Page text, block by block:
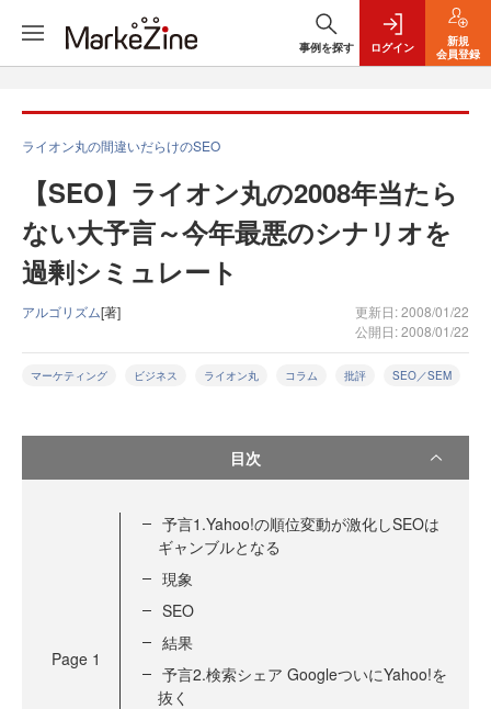
事例を探す ログイン
新規
会員登録
ライオン丸の間違いだらけのSEO
【SEO】ライオン丸の2008年当たら
ない大予言～今年最悪のシナリオを
過剰シミュレート
アルゴリズム[著]
更新日: 2008/01/22
公開日: 2008/01/22
マーケティング ビジネス ライオン丸 コラム 批評 SEO／SEM
目次
Page 1
予言1.Yahoo!の順位変動が激化しSEOは
ギャンブルとなる
現象
SEO
結果
予言2.検索シェア GoogleついにYahoo!を
抜く